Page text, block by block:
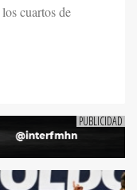
cuartos de